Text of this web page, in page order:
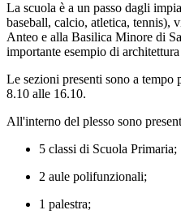
La scuola è a un passo dagli
baseball, calcio, atletica, tennis),
Anteo e alla Basilica Minore di
importante esempio di
Le sezioni presenti sono a
8.10 alle 16.10.
All'interno del plesso sono
5 classi di Scuola Primaria;
2 aule polifunzionali;
1 palestra;